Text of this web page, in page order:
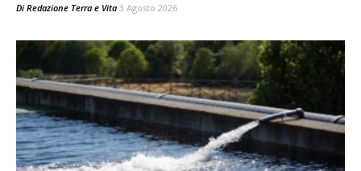
Di Redazione Terra e Vita 3 Agosto 2026